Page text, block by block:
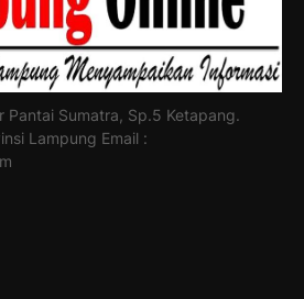
Pantai Sumatra, Sp.5 Ketapang.
Lampung Email :